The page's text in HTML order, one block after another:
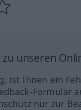
zu unseren
ist Ihnen ein
Formular
nur zur